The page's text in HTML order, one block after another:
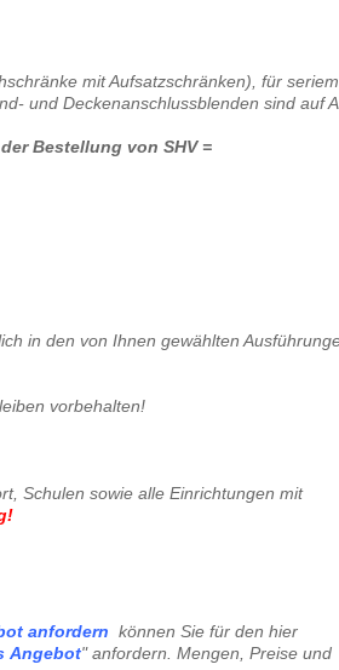
mit Aufsatzschränken), für
und Deckenanschlussblenden sind auf
Bestellung von SHV =
in den von Ihnen gewählten
vorbehalten!
Schulen sowie alle Einrichtungen mit
!
können Sie für den hier
Angebot" anfordern. Mengen, Preise und